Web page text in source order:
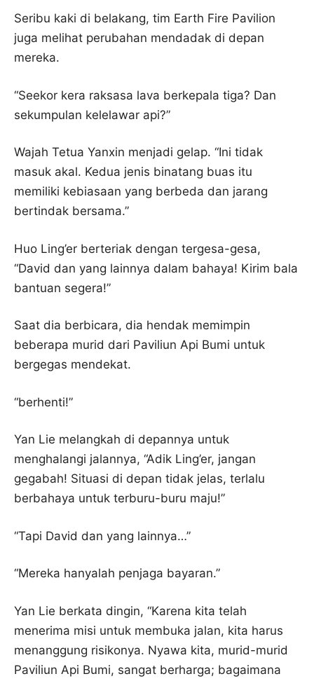
Seribu kaki di belakang, tim Earth Fire Pavilion
juga melihat perubahan mendadak di depan
mereka.
“Seekor kera raksasa lava berkepala tiga? Dan
sekumpulan kelelawar api?”
Wajah Tetua Yanxin menjadi gelap. “Ini tidak
masuk akal. Kedua jenis binatang buas itu
memiliki kebiasaan yang berbeda dan jarang
bertindak bersama.”
Huo Ling’er berteriak dengan tergesa-gesa,
“David dan yang lainnya dalam bahaya! Kirim bala
bantuan segera!”
Saat dia berbicara, dia hendak memimpin
beberapa murid dari Paviliun Api Bumi untuk
bergegas mendekat.
“berhenti!”
Yan Lie melangkah di depannya untuk
menghalangi jalannya, “Adik Ling’er, jangan
gegabah! Situasi di depan tidak jelas, terlalu
berbahaya untuk terburu-buru maju!”
“Tapi David dan yang lainnya…”
“Mereka hanyalah penjaga bayaran.”
Yan Lie berkata dingin, “Karena kita telah
menerima misi untuk membuka jalan, kita harus
menanggung risikonya. Nyawa kita, murid-murid
Paviliun Api Bumi, sangat berharga; bagaimana